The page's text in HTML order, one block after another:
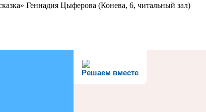
Геннадия Цыферова (Конева, 6, читальный зал)
Решаем вместе